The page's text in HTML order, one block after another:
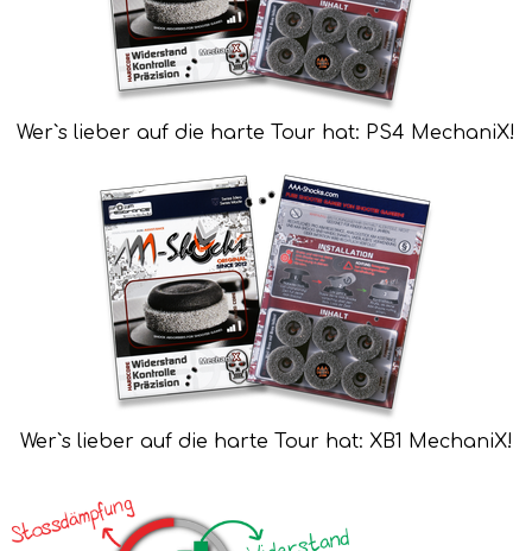
Wer`s lieber auf die harte Tour hat: PS4 MechaniX!
Wer`s lieber auf die harte Tour hat: XB1 MechaniX!